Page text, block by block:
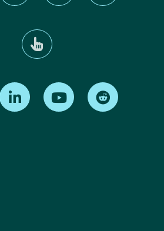
us on X Find us on LinkedInFind us on Youtube